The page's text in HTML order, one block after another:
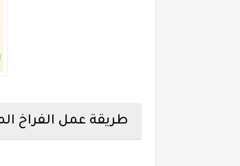
طريقة عمل الفراخ